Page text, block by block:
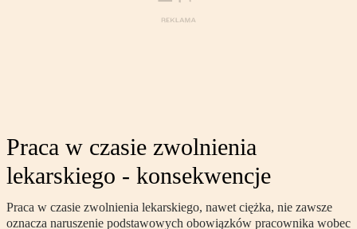
Praca w czasie zwolnienia
lekarskiego - konsekwencje
Praca w czasie zwolnienia lekarskiego, nawet ciężka, nie zawsze
oznacza naruszenie podstawowych obowiązków pracownika wobec